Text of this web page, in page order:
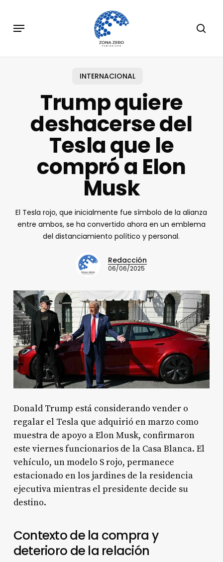
main
Menu
INTERNACIONAL
Trump quiere
deshacerse del
Tesla que le
compró a Elon
Musk
El Tesla rojo, que inicialmente fue símbolo de la alianza
entre ambos, se ha convertido ahora en un emblema
del distanciamiento político y personal.
Redacción
06/06/2025
Donald Trump está considerando vender o
regalar el Tesla que adquirió en marzo como
muestra de apoyo a Elon Musk, confirmaron
este viernes funcionarios de la Casa Blanca. El
vehículo, un modelo S rojo, permanece
estacionado en los jardines de la residencia
ejecutiva mientras el presidente decide su
destino.
Contexto de la compra y
deterioro de la relación